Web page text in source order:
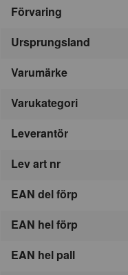
Förvaring
Ursprungsland
Varumärke
Varukategori
Leverantör
Lev art nr
EAN del förp
EAN hel förp
EAN hel pall